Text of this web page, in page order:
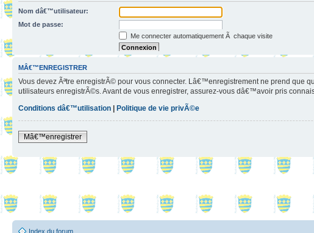
Nom dâ€™utilisateur:
Mot de passe:
Jâ€™ai oubliÃ© mon mot de passe
Me connecter automatiquement Ã chaque visite
Cacher mon statut en ligne pour cette session
MÂ€™ENREGISTRER
Vous devez Ãªtre enregistrÃ© pour vous connecter. Lâ€™enregistrement ne prend
utilisateurs enregistrÃ©s. Avant de vous enregistrer, assurez-vous dâ€™avoir pris
Conditions dâ€™utilisation
Politique de vie privÃ©e
Mâ€™enregistrer
Index du forum